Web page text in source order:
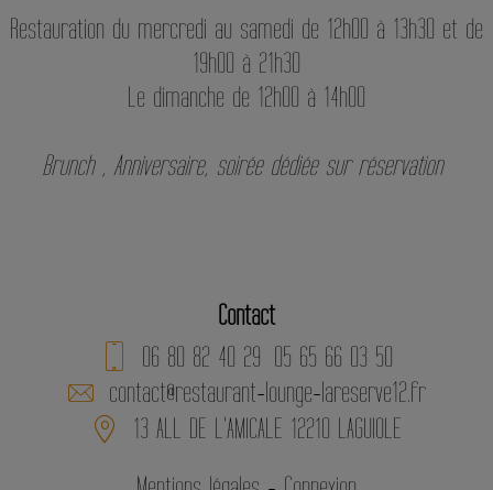
Restauration du mercredi au samedi de 12h00 à 13h30 et de
19h00 à 21h30
Le dimanche de 12h00 à 14h00
Brunch , Anniversaire, soirée dédiée sur réservation
Contact
06 80 82 40 29 05 65 66 03 50
contact@restaurant-lounge-lareserve12.fr
13 ALL DE L'AMICALE 12210 LAGUIOLE